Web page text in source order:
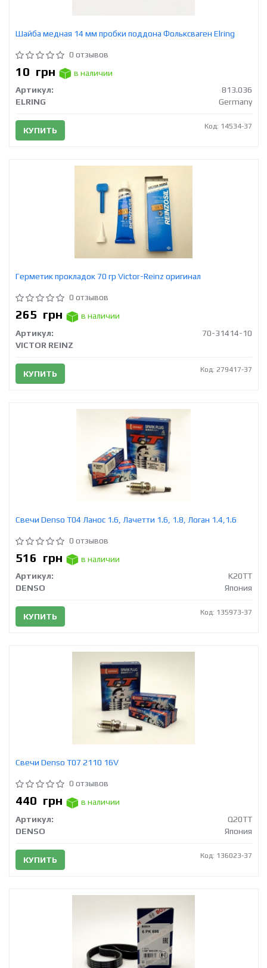
Шайба медная 14 мм пробки поддона Фольксваген Elring
0 отзывов
10 грн
в наличии
Артикул:
813.036
ELRING
Germany
КУПИТЬ Код: 14534-37
Герметик прокладок 70 гр Victor-Reinz оригинал
0 отзывов
265 грн
в наличии
Артикул:
70-31414-10
VICTOR REINZ
КУПИТЬ Код: 279417-37
Свечи Denso T04 Ланос 1.6, Лачетти 1.6, 1.8, Логан 1.4,1.6
0 отзывов
516 грн
в наличии
Артикул:
K20TT
DENSO
Япония
КУПИТЬ Код: 135973-37
Свечи Denso T07 2110 16V
0 отзывов
440 грн
в наличии
Артикул:
Q20TT
DENSO
Япония
КУПИТЬ Код: 136023-37